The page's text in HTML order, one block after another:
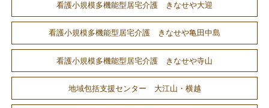
看護小規模多機能型居宅介護 きなせや大迎
看護小規模多機能型居宅介護 きなせや亀田中島
看護小規模多機能型居宅介護 きなせや寺山
地域包括支援センター 大江山・横越